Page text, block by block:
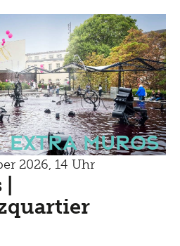
Extra Muros
2026, 14 Uhr